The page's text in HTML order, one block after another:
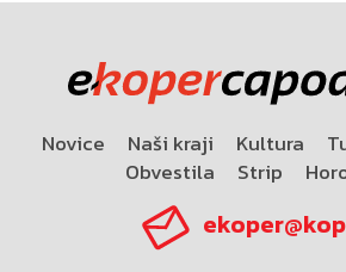
Novice Naši kraji Kultura
Obvestila
Strip